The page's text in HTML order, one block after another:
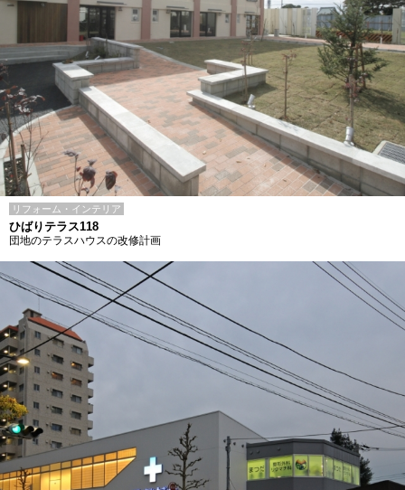
リフォーム・インテリア
ひばりテラス118
団地のテラスハウスの改修計画